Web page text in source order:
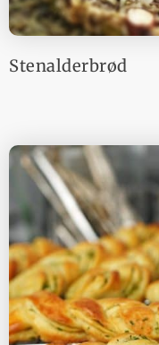
Stenalderbrød